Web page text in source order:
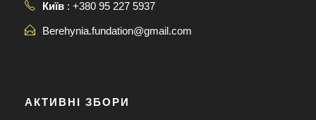
Київ : +380 95 227 5937
Berehynia.fundation@gmail.com
АКТИВНІ ЗБОРИ